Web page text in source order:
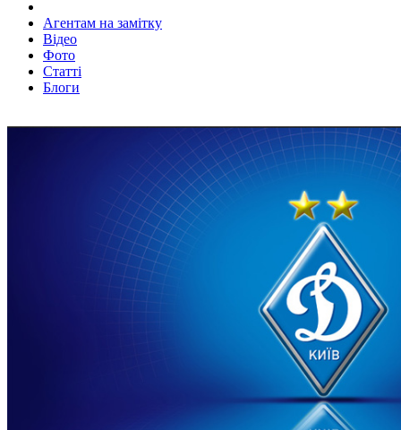
Агентам на замітку
Відео
Фото
Статті
Блоги